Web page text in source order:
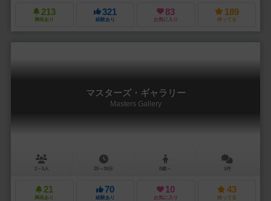
213
興味あり
321
経験あり
83
お気に入り
189
持ってる
マスターズ・ギャラリー
Masters Gallery
2～5人 20～30分 8歳～ 1件
21
興味あり
70
経験あり
10
お気に入り
43
持ってる